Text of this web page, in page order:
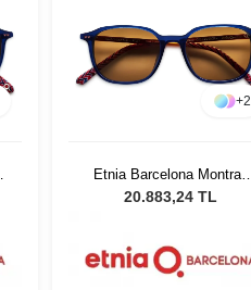
+2
Etnia Barcelona Montras
Sun BLHV 53
20.883,24 TL